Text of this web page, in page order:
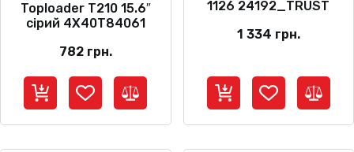
Toploader T210 15.6″
сірий 4X40T84061
782 грн.
1126 24192_TRUST
1 334 грн.